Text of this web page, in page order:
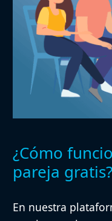
¿Cómo
pareja gratis?
En nuestra